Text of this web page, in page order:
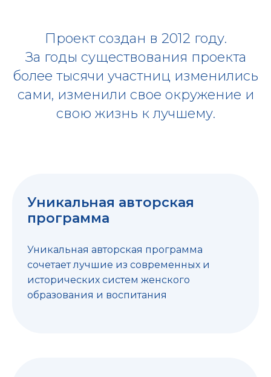
Проект создан в 2012 году.
За годы существования проекта
более тысячи участниц изменились
сами, изменили свое окружение и
свою жизнь к лучшему.
Уникальная авторская
программа
Уникальная авторская программа
сочетает лучшие из современных и
исторических систем женского
образования и воспитания